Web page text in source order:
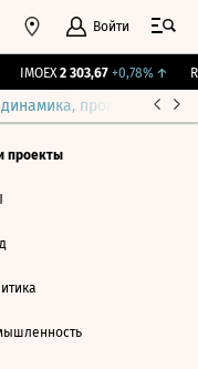
Войти
IMOEX 2 303,67 +0,78%↑
прогнозы
проекты